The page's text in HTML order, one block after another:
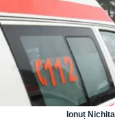
Ionuț Nichita